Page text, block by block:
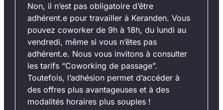
Non, il n’est pas obligatoire d’être
adhérent.e pour travailler à Keranden. Vous
pouvez coworker de 9h à 18h, du lundi au
vendredi, même si vous n’êtes pas
adhérent.e. Nous vous invitons à consulter
les tarifs “Coworking de passage”.
Toutefois, l’adhésion permet d’accéder à
des offres plus avantageuses et à des
modalités horaires plus souples !